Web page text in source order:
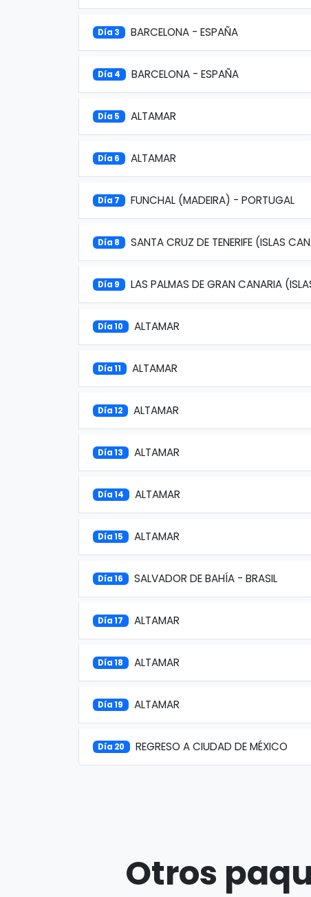
Día 3 BARCELONA - ESPAÑA
Día 4 BARCELONA - ESPAÑA
Día 5 ALTAMAR
Día 6 ALTAMAR
Día 7 FUNCHAL (MADEIRA) - PORTUGAL
Día 8 SANTA CRUZ DE TENERIFE (ISLAS
Día 9 LAS PALMAS DE GRAN CANARIA
Día 10 ALTAMAR
Día 11 ALTAMAR
Día 12 ALTAMAR
Día 13 ALTAMAR
Día 14 ALTAMAR
Día 15 ALTAMAR
Día 16 SALVADOR DE BAHÍA - BRASIL
Día 17 ALTAMAR
Día 18 ALTAMAR
Día 19 ALTAMAR
Día 20 REGRESO A CIUDAD DE MÉXICO
Otros